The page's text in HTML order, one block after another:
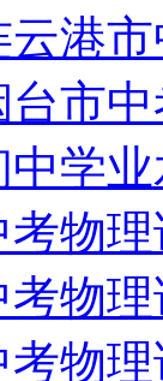
云港
台市
中学
考物
考物
考物